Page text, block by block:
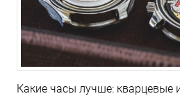
Какие часы лучше: кварцевые